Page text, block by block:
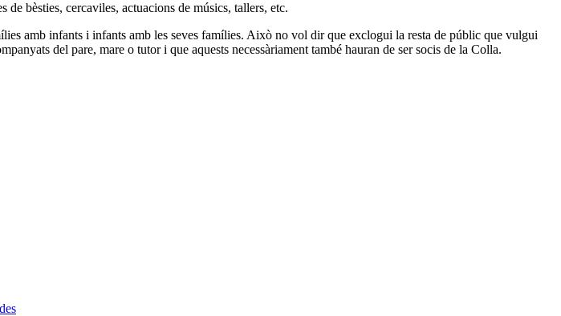
de bèsties, cercaviles, actuacions de músics, tallers, etc.
amb infants i infants amb les seves famílies. Això no vol dir que exclogui la resta de públic que vulgui
del pare, mare o tutor i que aquests necessàriament també hauran de ser socis de la Colla.